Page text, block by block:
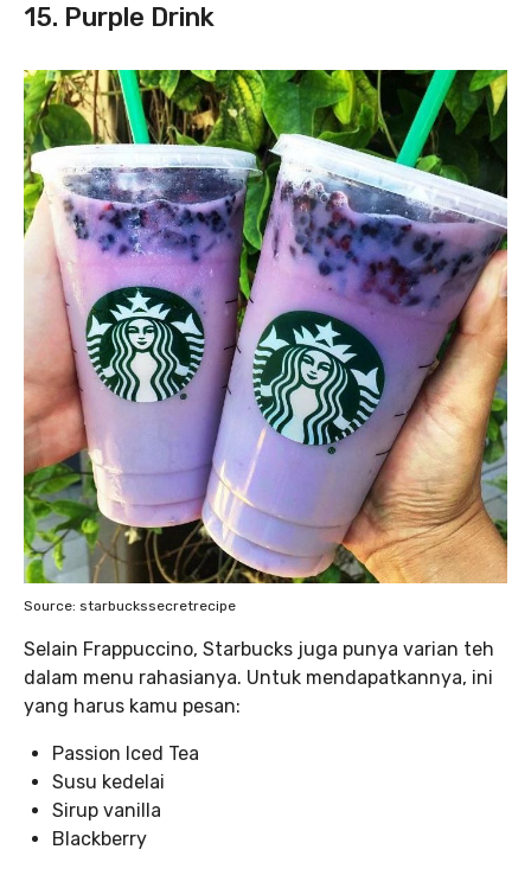
15. Purple Drink
Source: starbuckssecretrecipe
Selain Frappuccino, Starbucks juga punya varian teh
dalam menu rahasianya. Untuk mendapatkannya, ini
yang harus kamu pesan:
Passion Iced Tea
Susu kedelai
Sirup vanilla
Blackberry